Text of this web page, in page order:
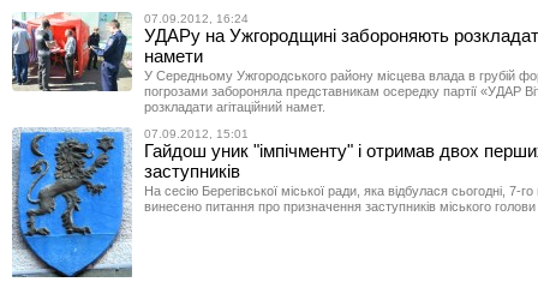
07.09.2012, 16:24
УДАРу на Ужгородщині забороняють розкладати
намети
У Середньому Ужгородського району місцева влада в грубій
погрозами забороняла представникам осередку партії «УДАР
розкладати агітаційний намет.
07.09.2012, 15:01
Гайдош уник "імпічменту" і отримав двох
заступників
На сесію Берегівської міської ради, яка відбулася сьогодні, 7-
винесено питання про призначення заступників міського